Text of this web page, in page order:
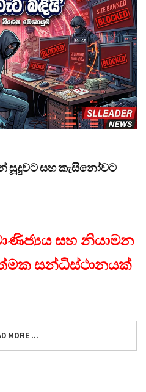
සූදුවට සහ කැසිනෝවට
සහ නියාමන
සන්ධිස්ථානයක්
MORE ...